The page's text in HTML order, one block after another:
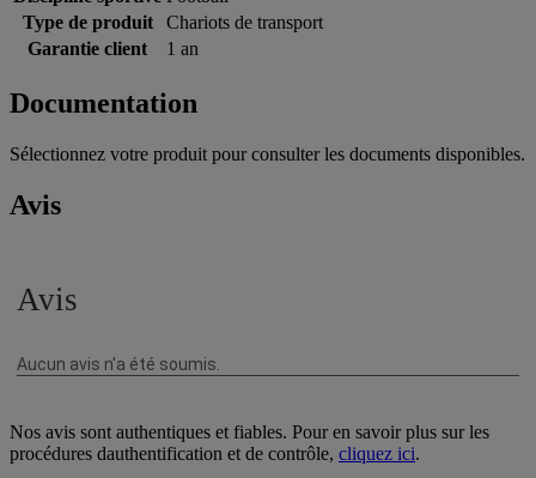
Type de produit
Chariots de transport
Garantie client
1 an
Documentation
Sélectionnez votre produit pour consulter les documents disponibles.
Avis
Nos avis sont authentiques et fiables. Pour en savoir plus sur les
procédures dauthentification et de contrôle, cliquez ici.